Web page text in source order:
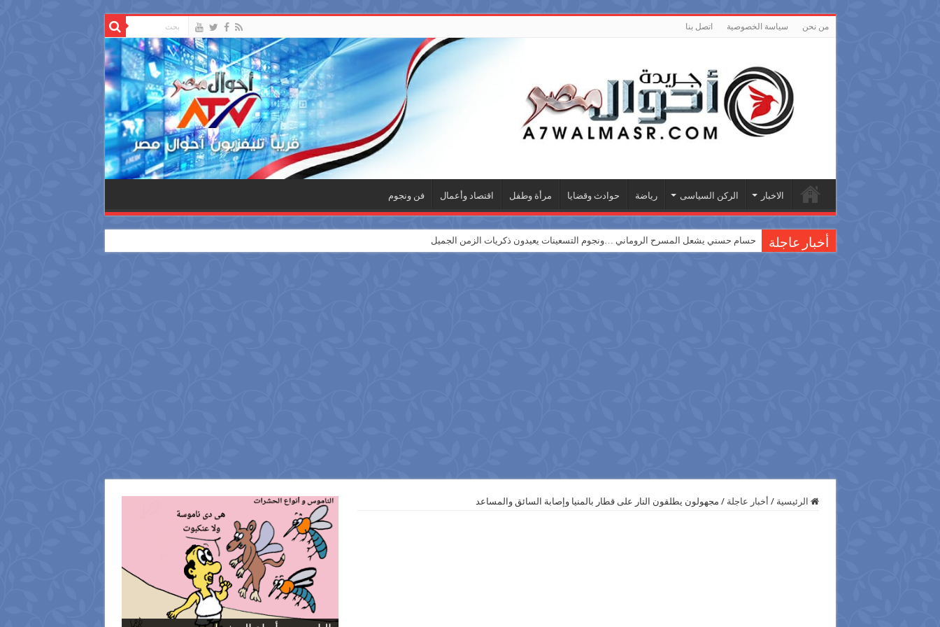
من نحن سياسة الخصوصية اتصل بنا
الاخبار الركن السياسى رياضة حوادث وقضايا مرأة وطفل اقتصاد وأعمال فن ونجوم
أخبار عاجلة حسام حسني يشعل المسرح الروماني …ونجوم التسعينات يعيدون ذكريات الزمن الجميل
الرئيسية / أخبار عاجلة / مجهولون يطلقون النار على قطار بالمنيا وإصابة السائق والمساعد